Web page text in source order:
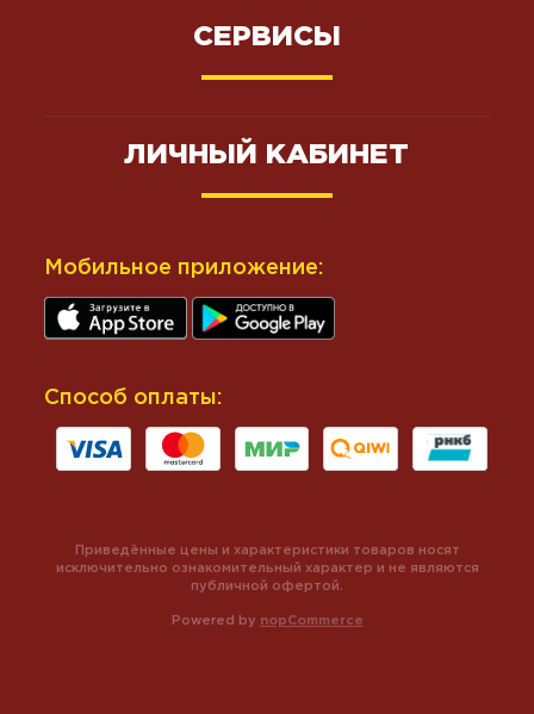
СЕРВИСЫ
ЛИЧНЫЙ КАБИНЕТ
Мобильное приложение:
Способ оплаты:
Powered by nopCommerce
Приведённые цены и характеристики товаров носят
исключительно ознакомительный характер и не являются
публичной офертой.